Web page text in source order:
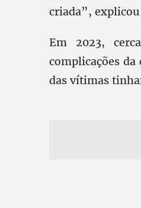
criada”,
Em 2023,
complicações
das vítimas